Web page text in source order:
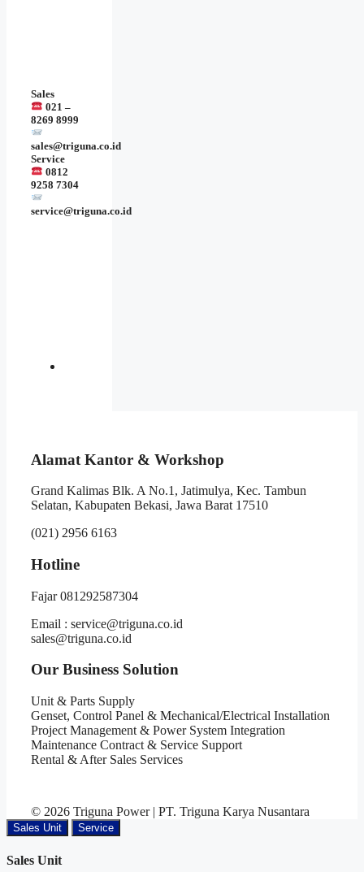
Sales
021 –
8269 8999
sales@triguna.co.id
Service
0812
9258 7304
service@triguna.co.id
Alamat Kantor & Workshop
Grand Kalimas Blk. A No.1, Jatimulya, Kec. Tambun
Selatan, Kabupaten Bekasi, Jawa Barat 17510
(021) 2956 6163
Hotline
Fajar 081292587304
Email : service@triguna.co.id
sales@triguna.co.id
Our Business Solution
Unit & Parts Supply
Genset, Control Panel & Mechanical/Electrical Installation
Project Management & Power System Integration
Maintenance Contract & Service Support
Rental & After Sales Services
© 2026 Triguna Power | PT. Triguna Karya Nusantara
Sales Unit Service
Sales Unit